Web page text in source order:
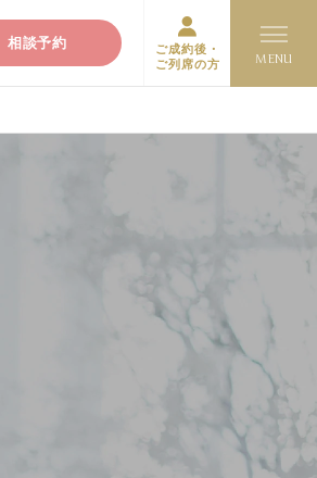
相談予約
ご成約後・
ご列席の方